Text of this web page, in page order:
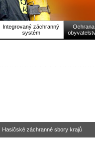
Integrovaný záchranný
systém
Ochrana
Hasičské záchranné sbory krajů